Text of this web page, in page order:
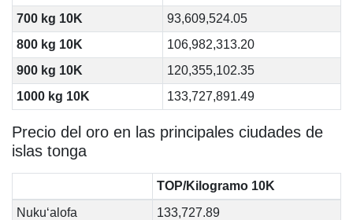
700 kg 10K
93,609,524.05
800 kg 10K
106,982,313.20
900 kg 10K
120,355,102.35
1000 kg 10K
133,727,891.49
Precio del oro en las principales ciudades de
islas tonga
TOP/Kilogramo 10K
Nuku‘alofa
133,727.89